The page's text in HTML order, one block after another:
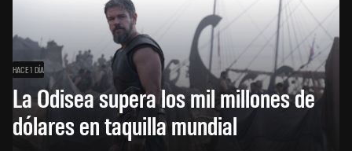
HACE 1 DÍA
La Odisea supera los mil millones de
dólares en taquilla mundial